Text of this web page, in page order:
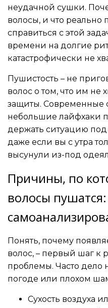
неудачной сушки.
волосы, и что реально
справиться с этой
времени на долгие
катастрофически не
Пушистость – не
волос о том, что им не
защиты. Современные
небольшие лайфхаки
держать ситуацию
даже если вы с утра
высунули из-под
Причины, по
волосы
Понять, почему
волос, – первый шаг к
проблемы. Часто дело
погоде или плохом
Сухость воздуха